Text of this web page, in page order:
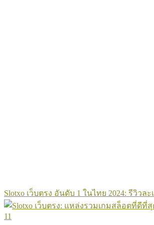
Slotxo เว็บตรง อันดับ 1 ในไทย 2024: รีวิวล
11